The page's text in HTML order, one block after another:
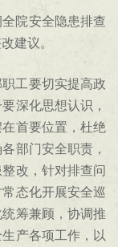
院安全隐患排查
建议。
工要切实提高政
深化思想认识，
首要位置，杜绝
部门安全职责，
改，针对排查问
态化开展安全巡
筹兼顾，协调推
产各项工作，以